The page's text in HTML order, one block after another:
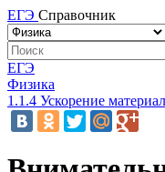
ЕГЭ Справочник
ЕГЭ
Физика
1.1.4 Ускорение